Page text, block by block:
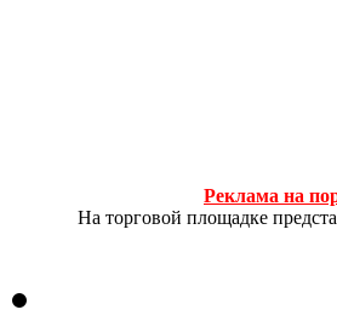
Реклама на
На торговой площадке